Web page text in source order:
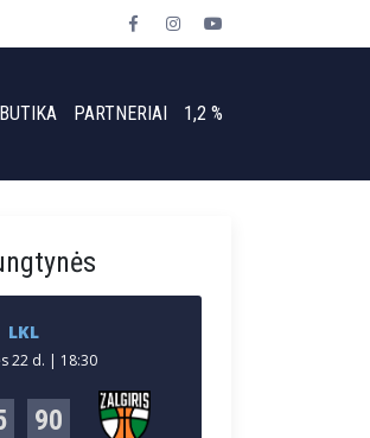
PARTNERIAI 1,2 %
LKL
22 d. | 18:30
90